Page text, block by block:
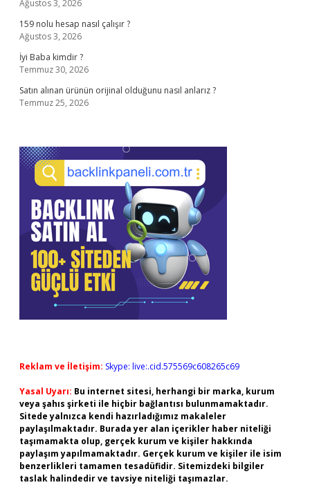
Ağustos 3, 2026
159 nolu hesap nasıl çalışır ?
Ağustos 3, 2026
İyi Baba kimdir ?
Temmuz 30, 2026
Satın alınan ürünün orijinal olduğunu nasıl anlarız ?
Temmuz 25, 2026
Reklam ve İletişim: Skype: live:.cid.575569c608265c69
Yasal Uyarı: Bu internet sitesi, herhangi bir marka, kurum
veya şahıs şirketi ile hiçbir bağlantısı bulunmamaktadır.
Sitede yalnızca kendi hazırladığımız makaleler
paylaşılmaktadır. Burada yer alan içerikler haber niteliği
taşımamakta olup, gerçek kurum ve kişiler hakkında
paylaşım yapılmamaktadır. Gerçek kurum ve kişiler ile isim
benzerlikleri tamamen tesadüfidir. Sitemizdeki bilgiler
taslak halindedir ve tavsiye niteliği taşımazlar.